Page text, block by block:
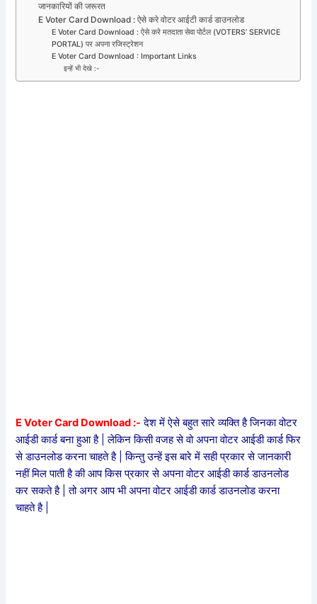
जानकारियों की जरूरत
E Voter Card Download : ऐसे करे वोटर आईटी कार्ड डाउनलोड
E Voter Card Download : ऐसे करे मतदाता सेवा पोर्टल (VOTERS’ SERVICE
PORTAL) पर अपना रजिस्ट्रेशन
E Voter Card Download : Important Links
इन्हें भी देखे :-
E Voter Card Download :- देश में ऐसे बहुत सारे व्यक्ति है जिनका वोटर
आईडी कार्ड बना हुआ है | लेकिन किसी वजह से वो अपना वोटर आईडी कार्ड फिर
से डाउनलोड करना चाहते है | किन्तु उन्हें इस बारे में सही प्रकार से जानकारी
नहीं मिल पाती है की आप किस प्रकार से अपना वोटर आईडी कार्ड डाउनलोड
कर सकते है | तो अगर आप भी अपना वोटर आईडी कार्ड डाउनलोड करना
चाहते है |